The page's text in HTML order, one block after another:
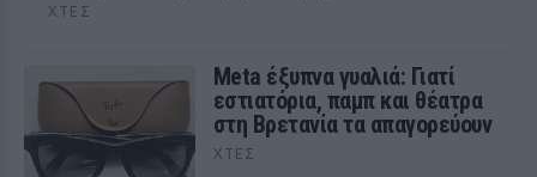
ΧΤΕΣ
Meta έξυπνα γυαλιά: Γιατί
εστιατόρια, παμπ και θέατρα
στη Βρετανία τα απαγορεύουν
ΧΤΕΣ